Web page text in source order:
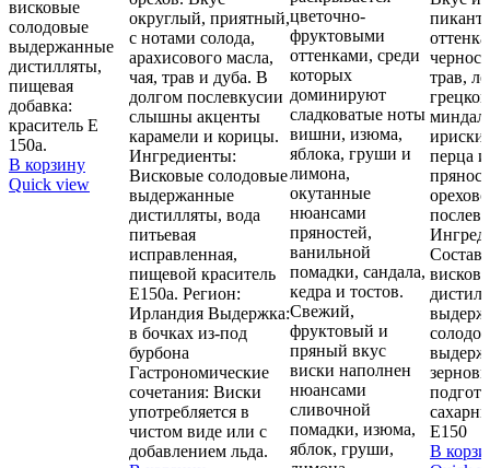
висковые
солодовые
выдержанные
дистилляты,
пищевая
добавка:
краситель Е
150а.
В корзину
Quick view
округлый, приятный,
с нотами солода,
арахисового масла,
чая, трав и дуба. В
долгом послевкусии
слышны акценты
карамели и корицы.
Ингредиенты:
Висковые солодовые
выдержанные
дистилляты, вода
питьевая
исправленная,
пищевой краситель
Е150а. Регион:
Ирландия Выдержка:
в бочках из-под
бурбона
Гастрономические
сочетания: Виски
употребляется в
чистом виде или с
добавлением льда.
цветочно-
фруктовыми
оттенками, среди
которых
доминируют
сладковатые ноты
вишни, изюма,
яблока, груши и
лимона,
окутанные
нюансами
пряностей,
ванильной
помадки, сандала,
кедра и тостов.
Свежий,
фруктовый и
пряный вкус
виски наполнен
нюансами
сливочной
помадки, изюма,
яблок, груши,
трав,
перца
Е150
В